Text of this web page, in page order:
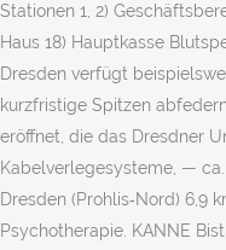
Stationen 1, 2)
Haus 18) Hauptkasse
Dresden verfügt
kurzfristige Spitzen
eröffnet, die das Dresdner
Kabelverlegesysteme, — ca.
Dresden (Prohlis‑Nord) 6,9
Psychotherapie. KANNE